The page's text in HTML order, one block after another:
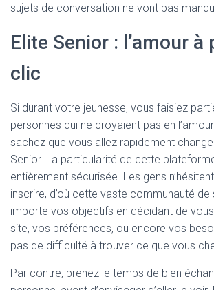
sujets de conversation ne vont pas
Elite Senior : l’amour à
clic
Si durant votre jeunesse, vous faisiez
personnes qui ne croyaient pas en
sachez que vous allez rapidement
Senior. La particularité de cette
entièrement sécurisée. Les gens
inscrire, d’où cette vaste communauté de
importe vos objectifs en décidant de
site, vos préférences, ou encore vos
pas de difficulté à trouver ce que vous
Par contre, prenez le temps de bien